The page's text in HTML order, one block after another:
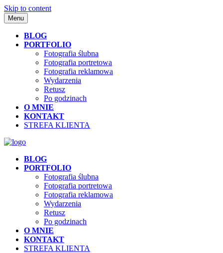
Skip to content
Menu
BLOG
PORTFOLIO
Fotografia ślubna
Fotografia portretowa
Fotografia reklamowa
Wydarzenia
Retusz
Po godzinach
O MNIE
KONTAKT
STREFA KLIENTA
BLOG
PORTFOLIO
Fotografia ślubna
Fotografia portretowa
Fotografia reklamowa
Wydarzenia
Retusz
Po godzinach
O MNIE
KONTAKT
STREFA KLIENTA